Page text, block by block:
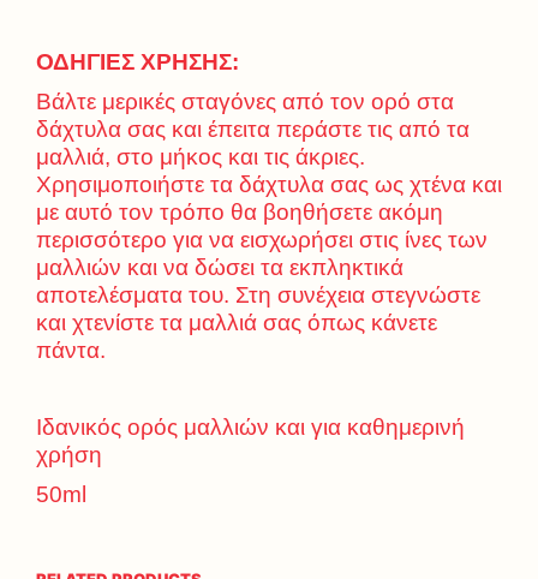
ΟΔΗΓΙΕΣ ΧΡΗΣΗΣ:
Βάλτε μερικές σταγόνες από τον ορό στα
δάχτυλα σας και έπειτα περάστε τις από τα
μαλλιά, στο μήκος και τις άκριες.
Χρησιμοποιήστε τα δάχτυλα σας ως χτένα και
με αυτό τον τρόπο θα βοηθήσετε ακόμη
περισσότερο για να εισχωρήσει στις ίνες των
μαλλιών και να δώσει τα εκπληκτικά
αποτελέσματα του. Στη συνέχεια στεγνώστε
και χτενίστε τα μαλλιά σας όπως κάνετε
πάντα.
Ιδανικός ορός μαλλιών και για καθημερινή
χρήση
50ml